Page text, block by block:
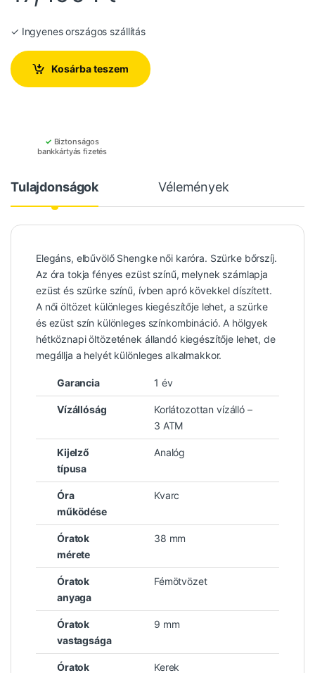
✓ Ingyenes országos szállítás
Kosárba teszem
✓ Biztonságos
bankkártyás fizetés
Tulajdonságok Vélemények
Elegáns, elbűvölő Shengke női karóra. Szürke bőrszíj.
Az óra tokja fényes ezüst színű, melynek számlapja
ezüst és szürke színű, ívben apró kövekkel díszített.
A női öltözet különleges kiegészítője lehet, a szürke
és ezüst szín különleges színkombináció. A hölgyek
hétköznapi öltözetének állandó kiegészítője lehet, de
megállja a helyét különleges alkalmakkor.
Garancia 1 év
Vízállóság
Korlátozottan vízálló –
3 ATM
Kijelző
típusa
Analóg
Óra
működése
Kvarc
Óratok
mérete
38 mm
Óratok
anyaga
Fémötvözet
Óratok
vastagsága
9 mm
Óratok Kerek